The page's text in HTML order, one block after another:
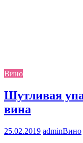
Вино
Шутливая
вина
25.02.2019 adminВино